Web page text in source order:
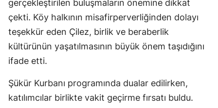
gerçekleştirilen buluşmaların önemine dikkat
çekti. Köy halkının misafirperverliğinden dolayı
teşekkür eden Çilez, birlik ve beraberlik
kültürünün yaşatılmasının büyük önem taşıdığını
ifade etti.
Şükür Kurbanı programında dualar edilirken,
katılımcılar birlikte vakit geçirme fırsatı buldu.